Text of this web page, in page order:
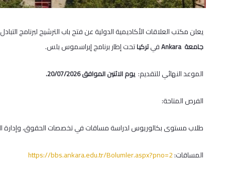
يعلن مكتب العلاقات الأكاديمية الدولية عن فتح باب الترشيح لبرنامج التبادل
جامعةAnkaraفيتركياتحت إطار برنامج إيراسموس بلس.
الموعد النهائي للتقديم:يوم الاثنين الموافق 20/07/2026.
الفرص المتاحة:
طلاب مستوى بكالوريوس لدراسة مساقات في تخصصات الحقوق، وإدارة
المساقات:https://bbs.ankara.edu.tr/Bolumler.aspx?pno=2